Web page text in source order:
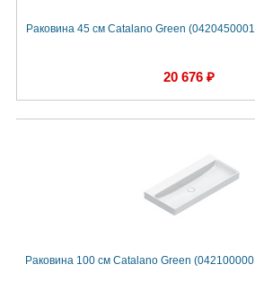
Раковина 45 см Catalano Green
20 676 ₽
Раковина 100 см Catalano Green